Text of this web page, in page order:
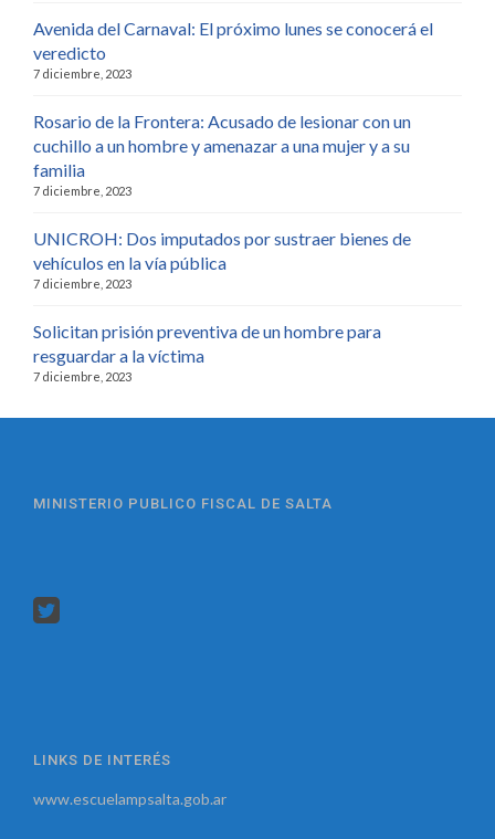
Avenida del Carnaval: El próximo lunes se conocerá el
veredicto
7 diciembre, 2023
Rosario de la Frontera: Acusado de lesionar con un
cuchillo a un hombre y amenazar a una mujer y a su
familia
7 diciembre, 2023
UNICROH: Dos imputados por sustraer bienes de
vehículos en la vía pública
7 diciembre, 2023
Solicitan prisión preventiva de un hombre para
resguardar a la víctima
7 diciembre, 2023
MINISTERIO PUBLICO FISCAL DE SALTA
LINKS DE INTERÉS
www.escuelampsalta.gob.ar